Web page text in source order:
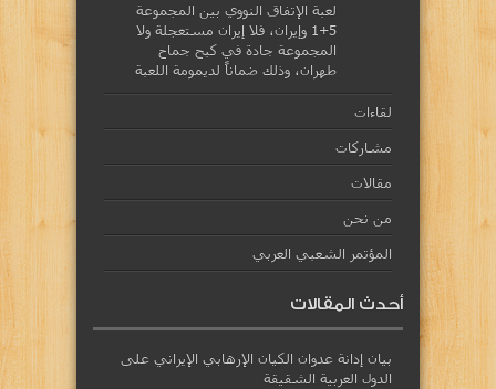
لعبة الإتفاق النووي بين المجموعة
5+1 وإيران، فلا إيران مستعجلة ولا
المجموعة جادة في كبح جماح
طهران، وذلك ضماناً لديمومة اللعبة
لقاءات
مشاركات
مقالات
من نحن
المؤتمر الشعبي العربي
أحدث المقالات
بيان إدانة عدوان الكيان الإرهابي الإيراني على
الدول العربية الشقيقة